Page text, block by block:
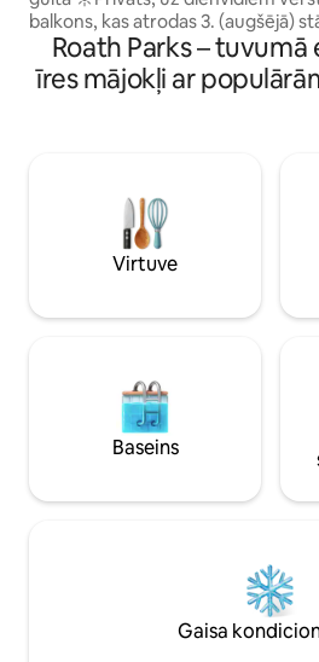
balkons, kas atrodas 3. (augšējā)
Viesu Netflix 🅿️ Plaša bezmaksas
autostāvvieta, kas neatrodas uz
Pieejami 2 velosipēdi – lūdzu,
attālumā, 20 minūšu attālumā ar
autobusu no dzīvokļa, vai viegli
sasniedzama ar automašīnu/Uber
Daudz lielisku vietējo ērtību,
Roath Park ezera
Roath Parks –
īres mājokļi ar
Virtuve
Baseins
Gaisa